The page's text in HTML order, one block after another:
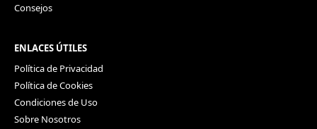
Consejos
ENLACES ÚTILES
Política de Privacidad
Política de Cookies
Condiciones de Uso
Sobre Nosotros